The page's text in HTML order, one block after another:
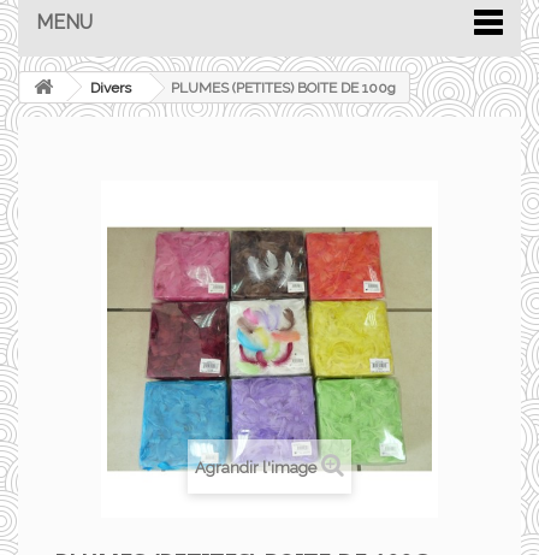
MENU
Divers PLUMES (PETITES) BOITE DE 100g
Agrandir l'image